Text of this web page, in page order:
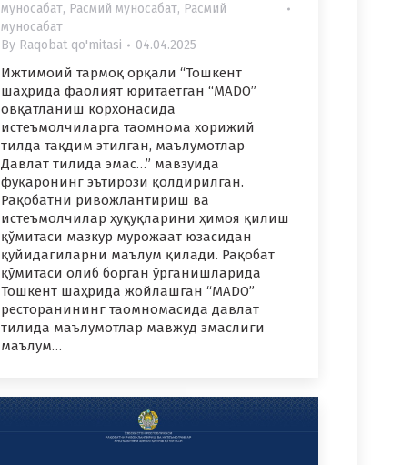
муносабат, Расмий муносабат, Расмий
муносабат
By Raqobat qo'mitasi 04.04.2025
Ижтимоий тармоқ орқали “Тошкент
шаҳрида фаолият юритаётган “MADО”
овқатланиш корхонасида
истеъмолчиларга таомнома хорижий
тилда тақдим этилган, маълумотлар
Давлат тилида эмас…” мавзуида
фуқаронинг эътирози қолдирилган.
Рақобатни ривожлантириш ва
истеъмолчилар ҳуқуқларини ҳимоя қилиш
қўмитаси мазкур мурожаат юзасидан
қуйидагиларни маълум қилади. Рақобат
қўмитаси олиб борган ўрганишларида
Тошкент шаҳрида жойлашган “MADO”
ресторанининг таомномасида давлат
тилида маълумотлар мавжуд эмаслиги
маълум…